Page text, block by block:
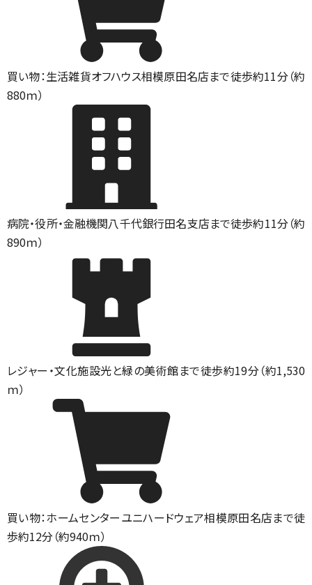
買い物：生活雑貨オフハウス相模原田名店まで徒歩約11分（約
880ｍ）
病院・役所・金融機関八千代銀行田名支店まで徒歩約11分（約
890ｍ）
レジャー・文化施設光と緑の美術館まで徒歩約19分（約1,530
ｍ）
買い物：ホームセンターユニハードウェア相模原田名店まで徒
歩約12分（約940ｍ）